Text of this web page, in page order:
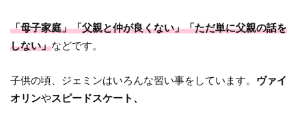
「母子家庭」「父親と仲が良くない」「ただ単に父親の話を
しない」などです。
子供の頃、ジェミンはいろんな習い事をしています。 ヴァイ
オリンやスピードスケート、